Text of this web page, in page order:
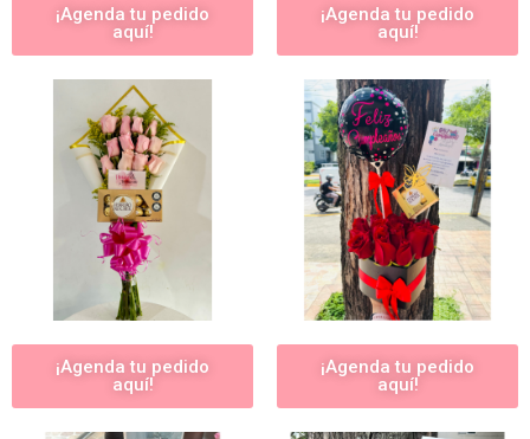
¡Agenda tu pedido
aquí!
¡Agenda tu pedido
aquí!
¡Agenda tu pedido
aquí!
¡Agenda tu pedido
aquí!